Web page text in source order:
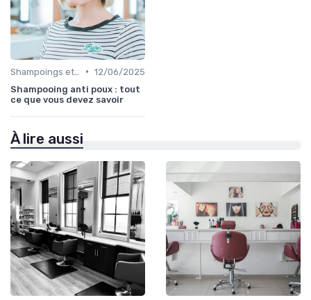
• 12/06/2025
Shampooing anti poux : tout
ce que vous devez savoir
À lire aussi